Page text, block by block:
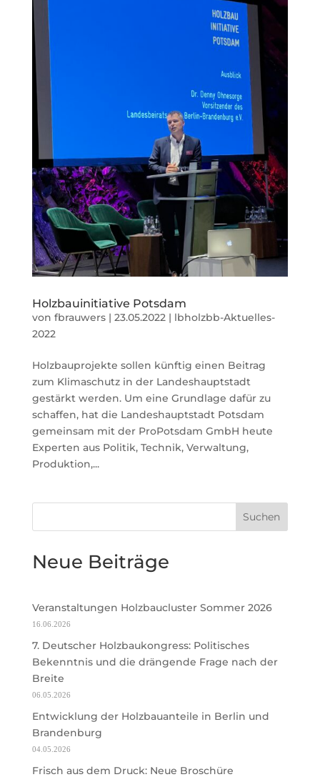
Holzbauinitiative Potsdam
von fbrauwers| 23.05.2022| lbholzbb-Aktuelles-
2022
Holzbauprojekte sollen künftig einen Beitrag
zum Klimaschutz in der Landeshauptstadt
gestärkt werden. Um eine Grundlage dafür zu
schaffen, hat die Landeshauptstadt Potsdam
gemeinsam mit der ProPotsdam GmbH heute
Experten aus Politik, Technik, Verwaltung,
Produktion,...
Suchen
Neue Beiträge
Veranstaltungen Holzbaucluster Sommer 2026
16.06.2026
7. Deutscher Holzbaukongress: Politisches
Bekenntnis und die drängende Frage nach der
Breite
06.05.2026
Entwicklung der Holzbauanteile in Berlin und
Brandenburg
04.05.2026
Frisch aus dem Druck: Neue Broschüre